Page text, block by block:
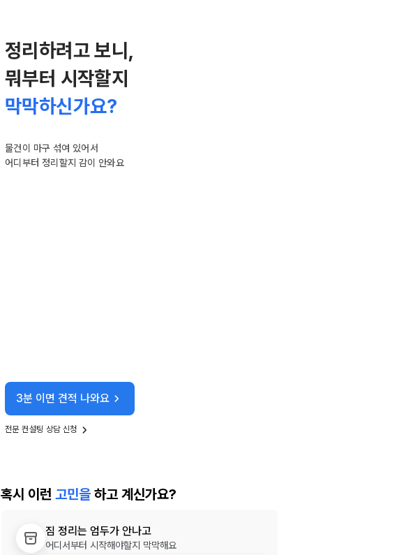
정리하려고 보니,
뭐부터 시작할지
막막하신가요?
물건이 마구 섞여 있어서
어디부터 정리할지 감이 안와요
3분 이면 견적 나와요
전문 컨설팅 상담 신청
혹시 이런 고민을 하고 계신가요?
짐 정리는 엄두가 안나고
어디서부터 시작해야할지 막막해요